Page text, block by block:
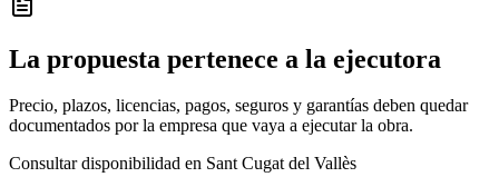
La propuesta pertenece a la ejecutora
Precio, plazos, licencias, pagos, seguros y garantías deben quedar
documentados por la empresa que vaya a ejecutar la obra.
Consultar disponibilidad en Sant Cugat del Vallès